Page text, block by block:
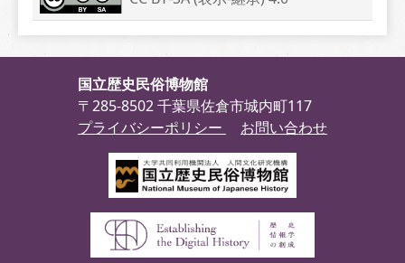
国立歴史民俗博物館
〒285-8502 千葉県佐倉市城内町117
プライバシーポリシー
お問い合わせ